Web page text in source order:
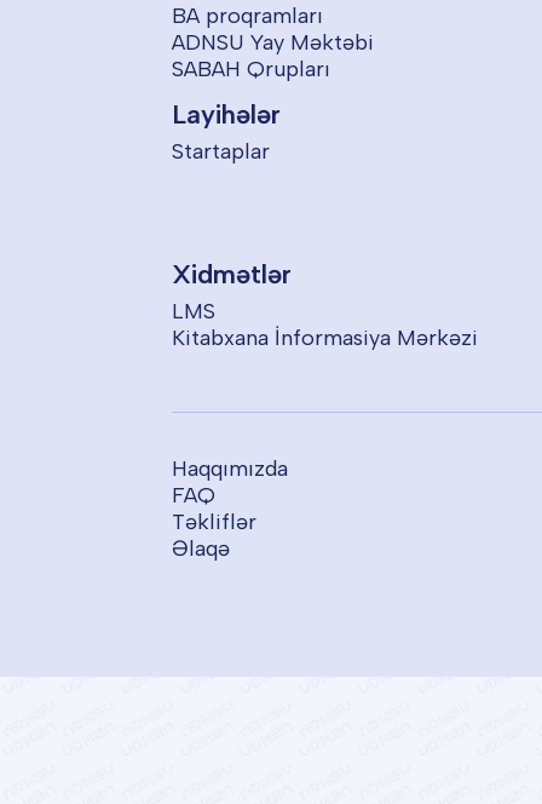
BA proqramları
ADNSU Yay Məktəbi
SABAH Qrupları
Layihələr
Startaplar
Xidmətlər
LMS
Kitabxana İnformasiya Mərkəzi
Haqqımızda
FAQ
Təkliflər
Əlaqə